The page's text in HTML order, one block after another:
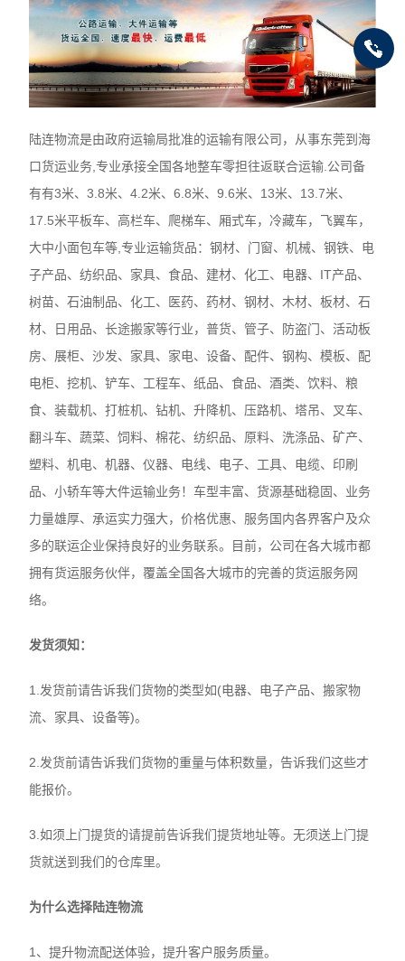
陆连物流是由政府运输局批准的运输有限公司，从事东莞到海
口货运业务,专业承接全国各地整车零担往返联合运输.公司备
有有3米、3.8米、4.2米、6.8米、9.6米、13米、13.7米、
17.5米平板车、高栏车、爬梯车、厢式车，冷藏车，飞翼车，
大中小面包车等,专业运输货品：钢材、门窗、机械、钢铁、电
子产品、纺织品、家具、食品、建材、化工、电器、IT产品、
树苗、石油制品、化工、医药、药材、钢材、木材、板材、石
材、日用品、长途搬家等行业，普货、管子、防盗门、活动板
房、展柜、沙发、家具、家电、设备、配件、钢构、模板、配
电柜、挖机、铲车、工程车、纸品、食品、酒类、饮料、粮
食、装载机、打桩机、钻机、升降机、压路机、塔吊、叉车、
翻斗车、蔬菜、饲料、棉花、纺织品、原料、洗涤品、矿产、
塑料、机电、机器、仪器、电线、电子、工具、电缆、印刷
品、小轿车等大件运输业务！车型丰富、货源基础稳固、业务
力量雄厚、承运实力强大，价格优惠、服务国内各界客户及众
多的联运企业保持良好的业务联系。目前，公司在各大城市都
拥有货运服务伙伴，覆盖全国各大城市的完善的货运服务网
络。
发货须知：
1.发货前请告诉我们货物的类型如(电器、电子产品、搬家物
流、家具、设备等)。
2.发货前请告诉我们货物的重量与体积数量，告诉我们这些才
能报价。
3.如须上门提货的请提前告诉我们提货地址等。无须送上门提
货就送到我们的仓库里。
为什么选择陆连物流
1、提升物流配送体验，提升客户服务质量。